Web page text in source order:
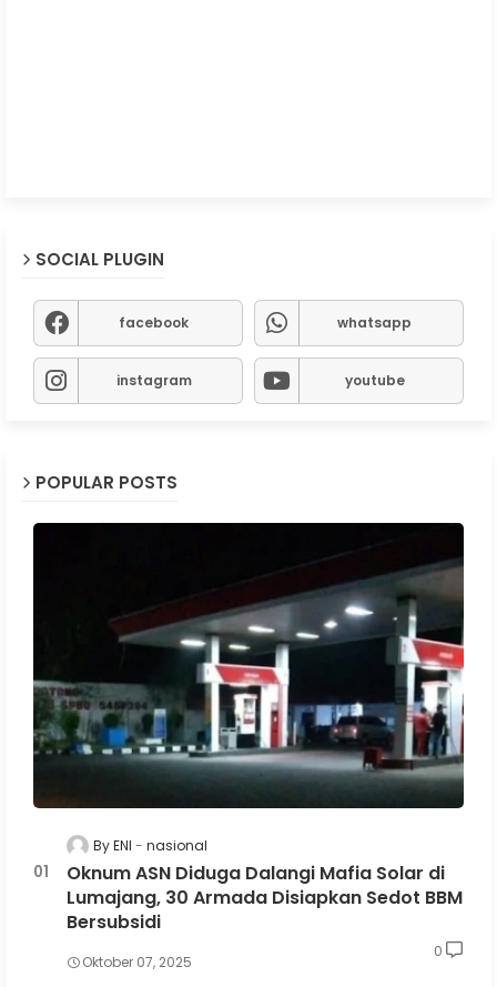
SOCIAL PLUGIN
facebook whatsapp
instagram youtube
POPULAR POSTS
By ENI nasional
Oknum ASN Diduga Dalangi Mafia Solar di
Lumajang, 30 Armada Disiapkan Sedot BBM
Bersubsidi
Oktober 07, 2025
0